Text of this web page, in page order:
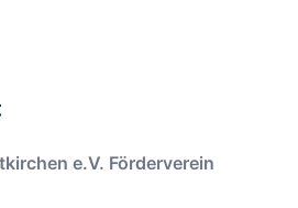
e.V. Förderverein